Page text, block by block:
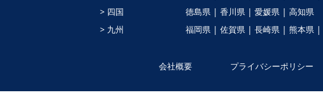
> 四国
徳島県 | 香川県 | 愛媛県 | 高知県
> 九州
福岡県 | 佐賀県 | 長崎県 | 熊本県 |
会社概要 プライバシーポリシー